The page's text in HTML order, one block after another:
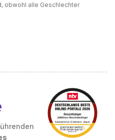
obwohl alle Geschlechter